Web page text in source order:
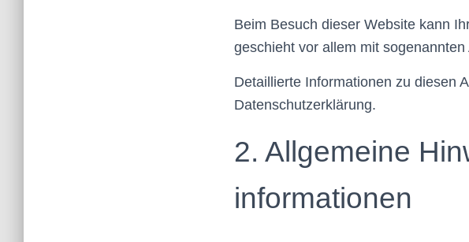
Beim Besuch dieser Website kann
geschieht vor allem mit
Detaillierte Informationen zu diesen
Datenschutzerklärung.
2. Allgemeine
informationen